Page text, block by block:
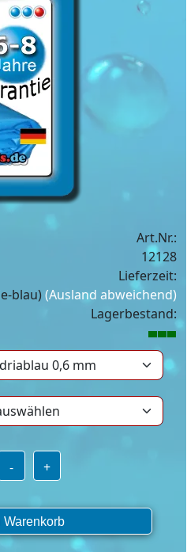
Art.Nr.:
12128
Lieferzeit:
blau) (Ausland abweichend)
Lagerbestand:
- +
Warenkorb